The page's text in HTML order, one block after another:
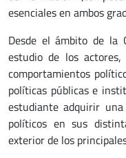
esenciales en ambos
Desde el ámbito de la
estudio de los
comportamientos
políticas públicas e
estudiante adquirir
políticos en sus
exterior de los